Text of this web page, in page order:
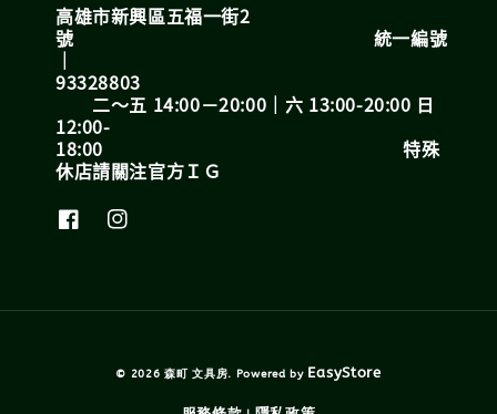
高雄市新興區五福一街2
號 統一編號
｜
93328803
二～五 14:00－20:00｜六 13:00-20:00 日
12:00-
18:00 特殊
休店請關注官方ＩＧ
© 2026 森町 文具房. Powered by EasyStore